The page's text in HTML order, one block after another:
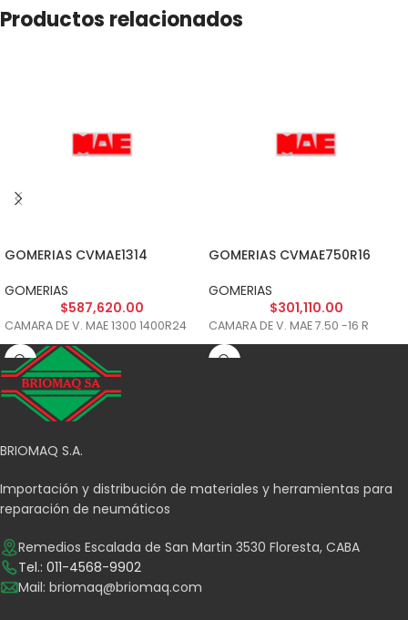
Productos relacionados
GOMERIAS CVMAE1314
GOMERIAS
$587,620.00
CAMARA DE V. MAE 1300 1400R24
GOMERIAS CVMAE750R16
GOMERIAS
$301,110.00
CAMARA DE V. MAE 7.50 -16 R
BRIOMAQ S.A.
Importación y distribución de materiales y herramientas para
reparación de neumáticos
Remedios Escalada de San Martin 3530 Floresta, CABA
Tel.: 011-4568-9902
Mail: briomaq@briomaq.com